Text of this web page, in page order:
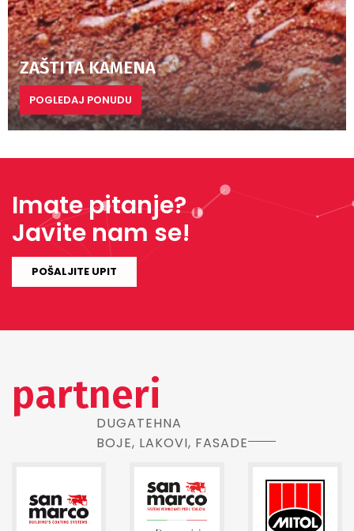
ZAŠTITA KAMENA
POGLEDAJ PONUDU
Imate pitanje?|
Javite nam se!
POŠALJITE UPIT
partneri
DUGATEHNA
BOJE, LAKOVI, FASADE